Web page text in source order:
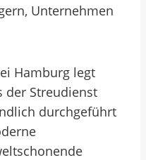
Unternehmen
Hamburg legt
der Streudienst
durchgeführt